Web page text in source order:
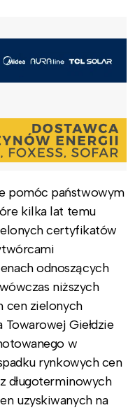
pomóc państwowym
kilka lat temu
certyfikatów
odnoszących
niższych
cen zielonych
Giełdzie
w
rynkowych cen
długoterminowych
uzyskiwanych na